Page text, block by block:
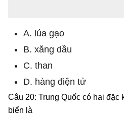
A. lúa gạo
B. xăng dầu
C. than
D. hàng điện tử
Câu 20: Trung Quốc có hai đặc
biển là